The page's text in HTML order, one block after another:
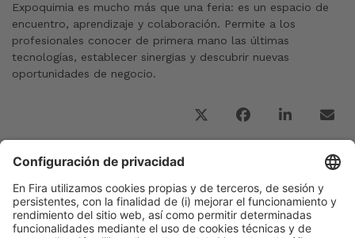
Expoquimia es mucho más que una feria: es un espacio de
encuentro, aprendizaje y colaboración. Permite a los
profesionales conocer de primera mano las últimas
tecnologías, establecer sinergias y descubrir nuevas
oportunidades de negocio.
Publicación anterior
El sector de bombas, válvulas y medición y control
pone en valor su aportación estratégica a las
plantas de proceso del futuro